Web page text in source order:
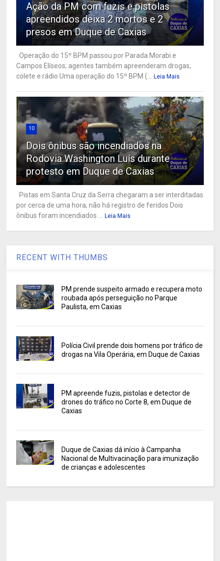
Ação da PM com fuzis e pistolas
apreendidos deixa 2 mortos e 2
presos em Duque de Caxias
Operação do 15º BPM passou por Parada Morabi e
Campos Elíseos; agentes também apreenderam drogas,
colete e rádio Uma operação do 15º BPM (... Leia Mais
10
Dois ônibus são incendiados na
Rodovia Washington Luís durante
protesto em Duque de Caxias
Pistas em Santa Cruz da Serra chegaram a ser interditadas
por cerca de uma hora; não há registro de feridos Dois
ônibus foram incendiados ... Leia Mais
RECENT WITH THUMBS
PM prende suspeito armado e recupera moto
roubada após perseguição no Parque
Paulista, em Caxias
Polícia Civil prende dois homens por tráfico de
drogas na Vila Operária, em Duque de Caxias
PM apreende fuzis, pistolas e detector de
drones do tráfico no Corte 8, em Duque de
Caxias
Duque de Caxias dá início à Campanha
Nacional de Multivacinação para imunização
de crianças e adolescentes